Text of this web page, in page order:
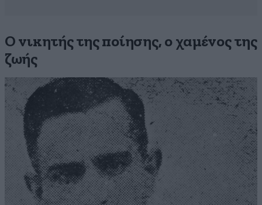
Ο νικητής της ποίησης, ο χαμένος της
ζωής